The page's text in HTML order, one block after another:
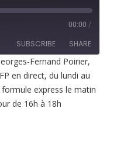
00:00 /
SUBSCRIBE SHARE
Fernand Poirier,
en direct, du lundi au
formule express le matin
de 16h à 18h